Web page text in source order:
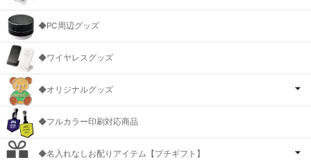
◆PC周辺グッズ
◆ワイヤレスグッズ
◆オリジナルグッズ
◆フルカラー印刷対応商品
◆名入れなしお配りアイテム【プチギフト】